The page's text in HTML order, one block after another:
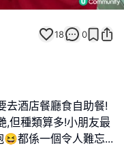
18 0
去酒店餐廳食自助餐!
,但種類算多!小朋友最
😆都係一個令人難忘...